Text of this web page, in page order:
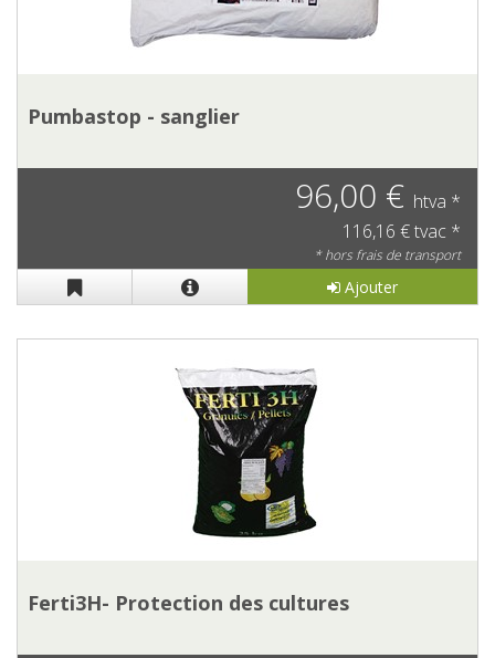
Pumbastop - sanglier
96,00 € htva *
116,16 € tvac *
* hors frais de transport
Ajouter
Ferti3H- Protection des cultures